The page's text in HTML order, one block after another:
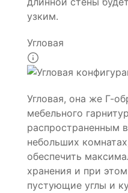
узким.
Угловая
Угловая, она же Г-
мебельного
распространенным
небольших
обеспечить
хранения и при
пустующие углы и